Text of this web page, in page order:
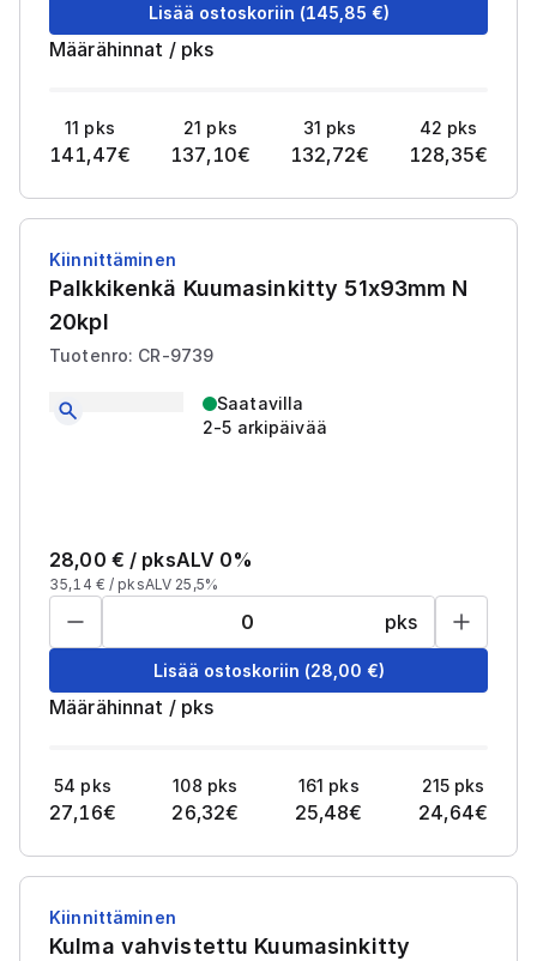
Lisää ostoskoriin (145,85 €)
Määrähinnat / pks
11 pks
141,47€
21 pks
137,10€
31 pks
132,72€
42 pks
128,35€
Kiinnittäminen
Palkkikenkä Kuumasinkitty 51x93mm N
20kpl
Tuotenro: CR-9739
Saatavilla
2-5 arkipäivää
28,00 € / pksALV 0%
35,14 € / pksALV 25,5%
pks
Lisää ostoskoriin (28,00 €)
Määrähinnat / pks
54 pks
27,16€
108 pks
26,32€
161 pks
25,48€
215 pks
24,64€
Kiinnittäminen
Kulma vahvistettu Kuumasinkitty